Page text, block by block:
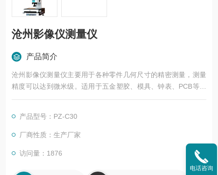
沧州影像仪测量仪
产品简介
沧州影像仪测量仪主要用于各种零件几何尺寸的精密测量，测量
精度可以达到微米级。适用于五金塑胶、模具、钟表、PCB等各
种行业。配合测量软件，可对零件的各种几何尺寸进行准确测
状的尺寸大小，同时可以测量各种零件特征的形位公差，包括直
线度、平行度、垂直度、圆度、圆弧度、倾斜度、位置度等.
产品型号：PZ-C30
厂商性质：生产厂家
访问量：1876
电话咨询